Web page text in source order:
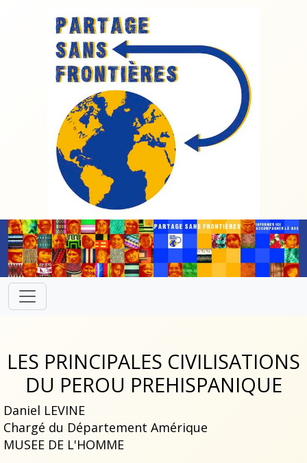
LES PRINCIPALES CIVILISATIONS
DU PEROU PREHISPANIQUE
Daniel LEVINE
Chargé du Département Amérique
MUSEE DE L'HOMME